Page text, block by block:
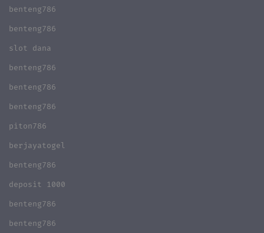
benteng786
benteng786
slot dana
benteng786
benteng786
benteng786
piton786
berjayatogel
benteng786
deposit 1000
benteng786
benteng786